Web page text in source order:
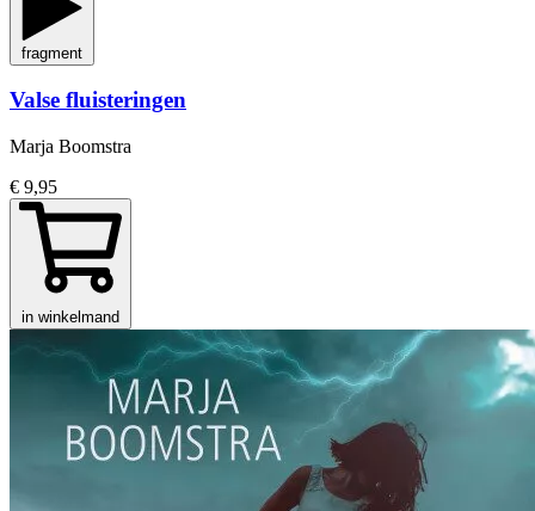
fragment
Valse fluisteringen
Marja Boomstra
€ 9,95
in winkelmand